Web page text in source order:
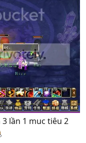
lần 1 muc tiêu 2